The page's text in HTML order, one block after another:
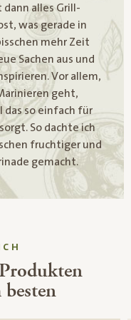
alles Grill-
was gerade in
mehr Zeit
Sachen aus und
Vor allem,
geht,
so einfach für
So dachte ich
fruchtiger und
gemacht.